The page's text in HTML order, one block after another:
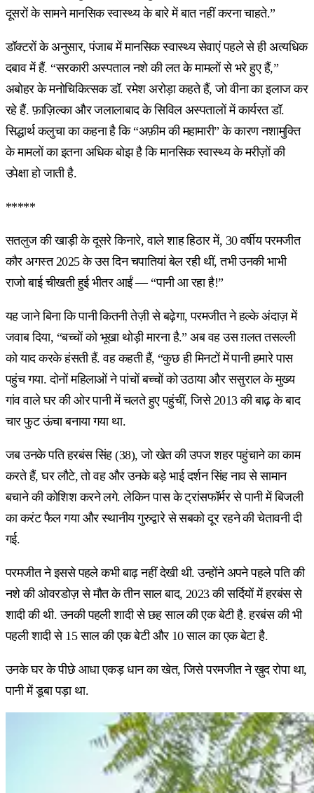
दूसरों के सामने मानसिक स्वास्थ्य के बारे में बात नहीं करना चाहते.”
डॉक्टरों के अनुसार, पंजाब में मानसिक स्वास्थ्य सेवाएं पहले से ही अत्यधिक
दबाव में हैं. “सरकारी अस्पताल नशे की लत के मामलों से भरे हुए हैं,”
अबोहर के मनोचिकित्सक डॉ. रमेश अरोड़ा कहते हैं, जो वीना का इलाज कर
रहे हैं. फ़ाज़िल्का और जलालाबाद के सिविल अस्पतालों में कार्यरत डॉ.
सिद्धार्थ कलुचा का कहना है कि “अफ़ीम की महामारी” के कारण नशामुक्ति
के मामलों का इतना अधिक बोझ है कि मानसिक स्वास्थ्य के मरीज़ों की
उपेक्षा हो जाती है.
*****
सतलुज की खाड़ी के दूसरे किनारे, वाले शाह हिठार में, 30 वर्षीय परमजीत
कौर अगस्त 2025 के उस दिन चपातियां बेल रही थीं, तभी उनकी भाभी
राजो बाई चीखती हुई भीतर आईं — “पानी आ रहा है!”
यह जाने बिना कि पानी कितनी तेज़ी से बढ़ेगा, परमजीत ने हल्के अंदाज़ में
जवाब दिया, “बच्चों को भूखा थोड़ी मारना है.” अब वह उस ग़लत तसल्ली
को याद करके हंसती हैं. वह कहती हैं, “कुछ ही मिनटों में पानी हमारे पास
पहुंच गया. दोनों महिलाओं ने पांचों बच्चों को उठाया और ससुराल के मुख्य
गांव वाले घर की ओर पानी में चलते हुए पहुंचीं, जिसे 2013 की बाढ़ के बाद
चार फुट ऊंचा बनाया गया था.
जब उनके पति हरबंस सिंह (38), जो खेत की उपज शहर पहुंचाने का काम
करते हैं, घर लौटे, तो वह और उनके बड़े भाई दर्शन सिंह नाव से सामान
बचाने की कोशिश करने लगे. लेकिन पास के ट्रांसफॉर्मर से पानी में बिजली
का करंट फैल गया और स्थानीय गुरुद्वारे से सबको दूर रहने की चेतावनी दी
गई.
परमजीत ने इससे पहले कभी बाढ़ नहीं देखी थी. उन्होंने अपने पहले पति की
नशे की ओवरडोज़ से मौत के तीन साल बाद, 2023 की सर्दियों में हरबंस से
शादी की थी. उनकी पहली शादी से छह साल की एक बेटी है. हरबंस की भी
पहली शादी से 15 साल की एक बेटी और 10 साल का एक बेटा है.
उनके घर के पीछे आधा एकड़ धान का खेत, जिसे परमजीत ने ख़ुद रोपा था,
पानी में डूबा पड़ा था.